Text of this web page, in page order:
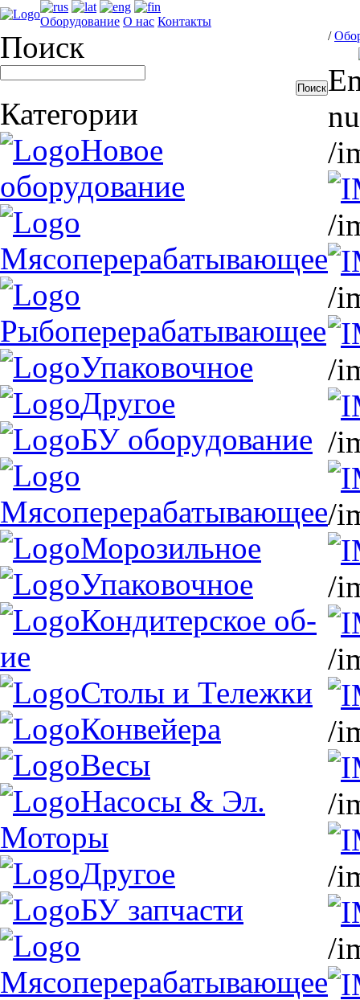
Оборудование О нас Контакты
Поиск
Категории
Новое
оборудование
Мясоперерабатывающее
Рыбоперерабатывающее
Упаковочное
Другое
БУ оборудование
Мясоперерабатывающее
Морозильное
Упаковочное
Кондитерское об-
ие
Столы и Тележки
Конвейера
Весы
Насосы & Эл.
Моторы
Другое
БУ запчасти
Мясоперерабатывающее
/
/
/
/
/
/
/
/
/
/
/
/
/